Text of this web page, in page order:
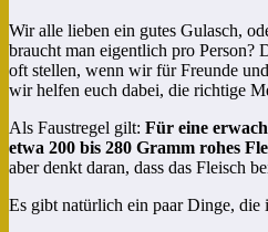
Wir alle lieben ein gutes Gulasch,
braucht man eigentlich pro Person?
oft stellen, wenn wir für Freunde
wir helfen euch dabei, die richtige
Als Faustregel gilt: Für eine
etwa 200 bis 280 Gramm rohes
aber denkt daran, dass das Fleisch
Es gibt natürlich ein paar Dinge, die